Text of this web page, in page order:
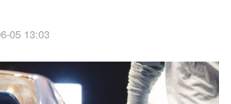
05 13:03